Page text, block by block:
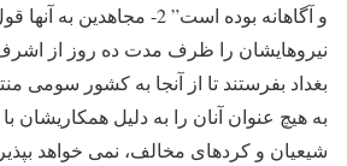
و آگاهانه بوده است” 2- مجاهدین
نیروهایشان را ظرف مدت ده روز از
بغداد بفرستند تا از آنجا به کشور سومی
به هیچ عنوان آنان را به دلیل
شیعیان و کردهای مخالف، نمی خواهد